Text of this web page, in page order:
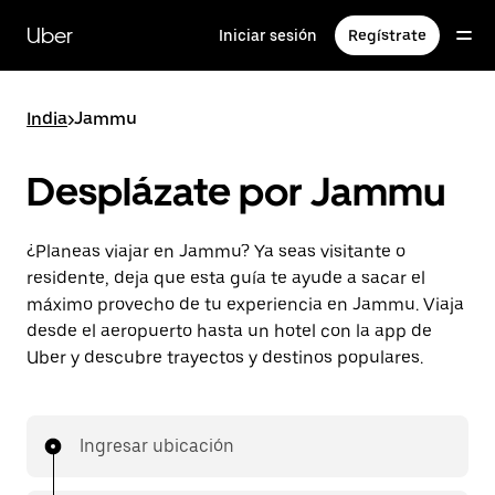
contenido
principal
Uber Iniciar sesión Regístrate
India>Jammu
Desplázate por Jammu
¿Planeas viajar en Jammu? Ya seas visitante o
residente, deja que esta guía te ayude a sacar el
máximo provecho de tu experiencia en Jammu. Viaja
desde el aeropuerto hasta un hotel con la app de
Uber y descubre trayectos y destinos populares.
Ingresar ubicación